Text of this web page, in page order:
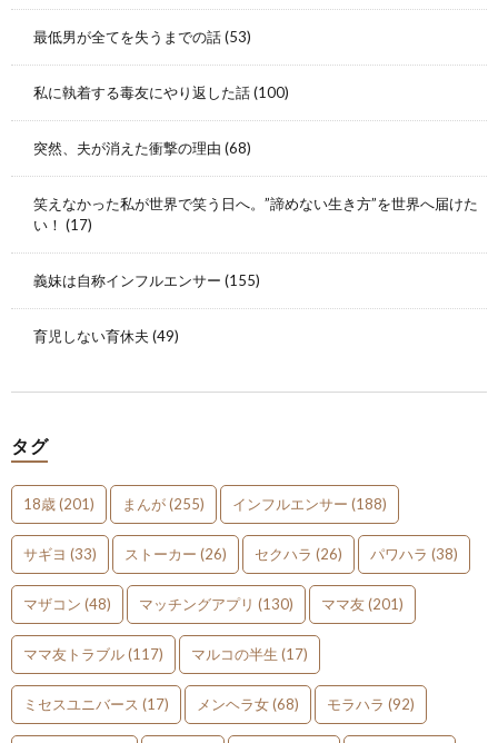
最低男が全てを失うまでの話(53)
私に執着する毒友にやり返した話(100)
突然、夫が消えた衝撃の理由 (68)
笑えなかった私が世界で笑う日へ。”諦めない生き方”を世界へ届けた
い！ (17)
義妹は自称インフルエンサー (155)
育児しない育休夫 (49)
タグ
18歳(201) まんが(255) インフルエンサー (188)
サギヨ (33) ストーカー (26) セクハラ (26) パワハラ (38)
マザコン (48) マッチングアプリ (130) ママ友(201)
ママ友トラブル(117) マルコの半生 (17)
ミセスユニバース (17) メンヘラ女(68) モラハラ (92)